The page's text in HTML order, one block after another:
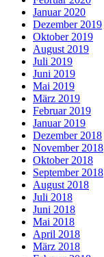
Januar 2020
Dezember 2019
Oktober 2019
August 2019
Juli 2019
Juni 2019
Mai 2019
März 2019
Februar 2019
Januar 2019
Dezember 2018
November 2018
Oktober 2018
September 2018
August 2018
Juli 2018
Juni 2018
Mai 2018
April 2018
März 2018